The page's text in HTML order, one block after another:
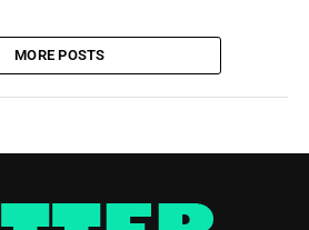
MORE POSTS